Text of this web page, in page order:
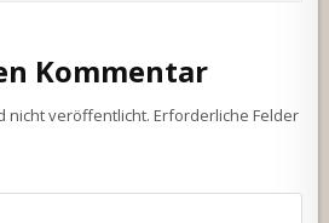
Kommentar
nicht veröffentlicht. Erforderliche Felder